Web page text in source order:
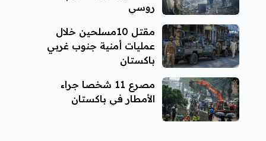
روسي
مقتل 10مسلحين خلال
عمليات أمنية جنوب غربي
باكستان
مصرع 11 شخصا جراء
الأمطار في باكستان